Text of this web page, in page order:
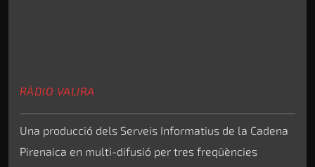
RÀDIO VALIRA
Una producció dels Serveis Informatius de la Cadena
Pirenaica en multi-difusió per tres freqüències